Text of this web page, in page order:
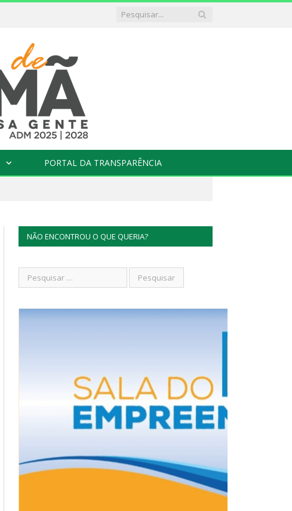
PORTAL DA TRANSPARÊNCIA
NÃO ENCONTROU O QUE QUERIA?